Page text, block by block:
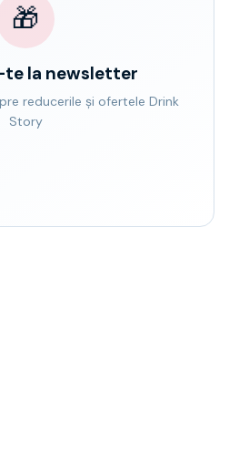
🎁
te la newsletter
reducerile și ofertele Drink
Story